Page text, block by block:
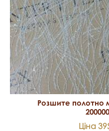
Розшите полотно
Ціна